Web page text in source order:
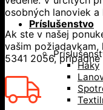
Príslušenstvo
Háky
osobných lanoviek a
Ak ste v našej
vašim
5341 2056,